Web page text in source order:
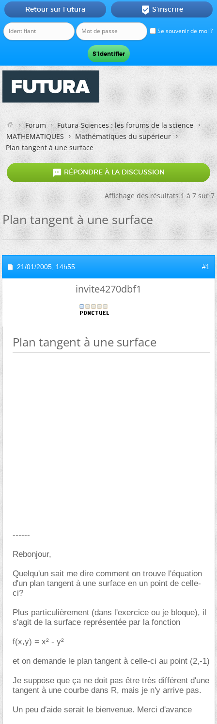
Se souvenir de moi ?
Retour sur Futura  S'inscrire
Forum
Futura-Sciences : les forums de la science
MATHEMATIQUES
Mathématiques du supérieur
Plan tangent à une surface
 RÉPONDRE À LA DISCUSSION
Affichage des résultats 1 à 7 sur 7
Plan tangent à une surface
21/01/2005, 14h55 #1
invite4270dbf1
Plan tangent à une surface
------
Rebonjour,
Quelqu'un sait me dire comment on trouve l'équation
d'un plan tangent à une surface en un point de celle-
ci?
Plus particulièrement (dans l'exercice ou je bloque), il
s'agit de la surface représentée par la fonction
f(x,y) = x² - y²
et on demande le plan tangent à celle-ci au point (2,-1)
Je suppose que ça ne doit pas être très différent d'une
tangent à une courbe dans R, mais je n'y arrive pas.
Un peu d'aide serait le bienvenue. Merci d'avance